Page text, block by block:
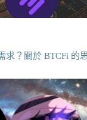
求？關於 BTCFi 的